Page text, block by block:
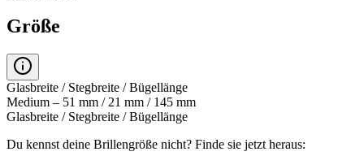
Größe
Glasbreite / Stegbreite / Bügellänge
Medium – 51 mm / 21 mm / 145 mm
Glasbreite / Stegbreite / Bügellänge
Du kennst deine Brillengröße nicht? Finde sie jetzt heraus: